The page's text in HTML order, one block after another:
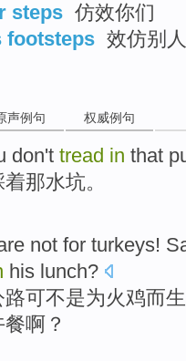
steps 仿效你们
footsteps 效仿别人
声例句 权威例句
don't tread in that
着那水坑。
not for turkeys!
his lunch?
路可不是为火鸡而
啊？